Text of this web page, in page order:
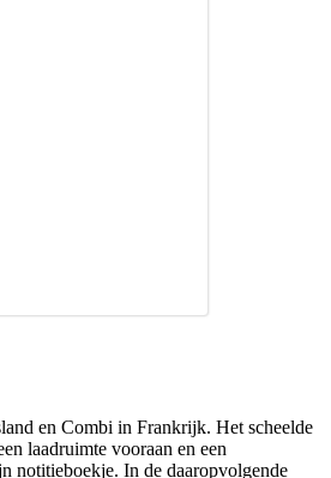
en Combi in Frankrijk. Het scheelde
laadruimte vooraan en een
notitieboekje. In de daaropvolgende